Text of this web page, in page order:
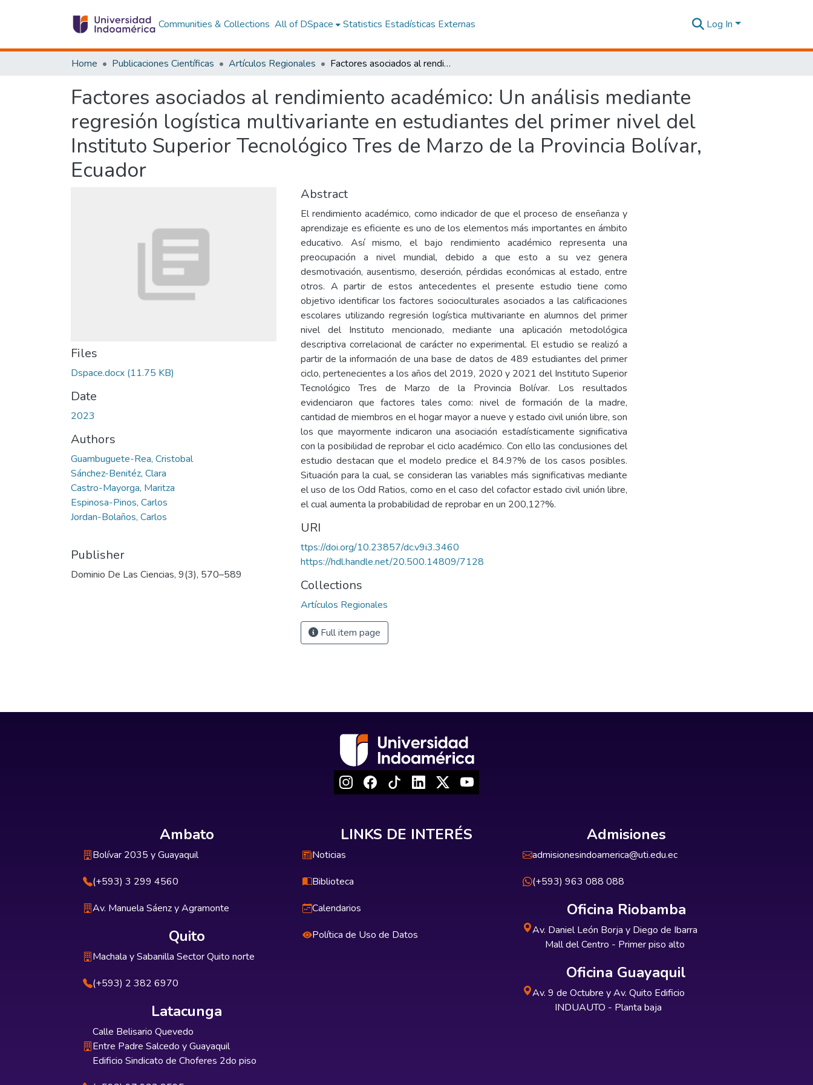
Communities & Collections All of DSpace Statistics Estadísticas Externas Log In
Home Publicaciones Científicas Artículos Regionales Factores asociados al rendimiento académico: Un análisis mediante regresión logística multivariante en estudiantes del primer nivel del Instituto Superior Tecnológico Tres de Marzo de la Provincia Bolívar, Ecuador
Factores asociados al rendimiento académico: Un análisis mediante
regresión logística multivariante en estudiantes del primer nivel del
Instituto Superior Tecnológico Tres de Marzo de la Provincia Bolívar,
Ecuador
Files
Dspace.docx (11.75 KB)
Date
2023
Authors
Guambuguete-Rea, Cristobal
Sánchez-Benitéz, Clara
Castro-Mayorga, Maritza
Espinosa-Pinos, Carlos
Jordan-Bolaños, Carlos
Publisher
Dominio De Las Ciencias, 9(3), 570–589
Abstract
El rendimiento académico, como indicador de que el proceso de enseñanza y
aprendizaje es eficiente es uno de los elementos más importantes en ámbito
educativo. Así mismo, el bajo rendimiento académico representa una
preocupación a nivel mundial, debido a que esto a su vez genera
desmotivación, ausentismo, deserción, pérdidas económicas al estado, entre
otros. A partir de estos antecedentes el presente estudio tiene como
objetivo identificar los factores socioculturales asociados a las calificaciones
escolares utilizando regresión logística multivariante en alumnos del primer
nivel del Instituto mencionado, mediante una aplicación metodológica
descriptiva correlacional de carácter no experimental. El estudio se realizó a
partir de la información de una base de datos de 489 estudiantes del primer
ciclo, pertenecientes a los años del 2019, 2020 y 2021 del Instituto Superior
Tecnológico Tres de Marzo de la Provincia Bolívar. Los resultados
evidenciaron que factores tales como: nivel de formación de la madre,
cantidad de miembros en el hogar mayor a nueve y estado civil unión libre, son
los que mayormente indicaron una asociación estadísticamente significativa
con la posibilidad de reprobar el ciclo académico. Con ello las conclusiones del
estudio destacan que el modelo predice el 84.9?% de los casos posibles.
Situación para la cual, se consideran las variables más significativas mediante
el uso de los Odd Ratios, como en el caso del cofactor estado civil unión libre,
el cual aumenta la probabilidad de reprobar en un 200,12?%.
URI
ttps://doi.org/10.23857/dc.v9i3.3460
https://hdl.handle.net/20.500.14809/7128
Collections
Artículos Regionales
Full item page
Ambato
Bolívar 2035 y Guayaquil
(+593) 3 299 4560
Av. Manuela Sáenz y Agramonte
Quito
Machala y Sabanilla Sector Quito norte
(+593) 2 382 6970
Latacunga
Calle Belisario Quevedo
Entre Padre Salcedo y Guayaquil
Edificio Sindicato de Choferes 2do piso
LINKS DE INTERÉS
Noticias
Biblioteca
Calendarios
Política de Uso de Datos
Admisiones
admisionesindoamerica@uti.edu.ec
(+593) 963 088 088
Oficina Riobamba
Av. Daniel León Borja y Diego de Ibarra
Mall del Centro - Primer piso alto
Oficina Guayaquil
Av. 9 de Octubre y Av. Quito Edificio
INDUAUTO - Planta baja